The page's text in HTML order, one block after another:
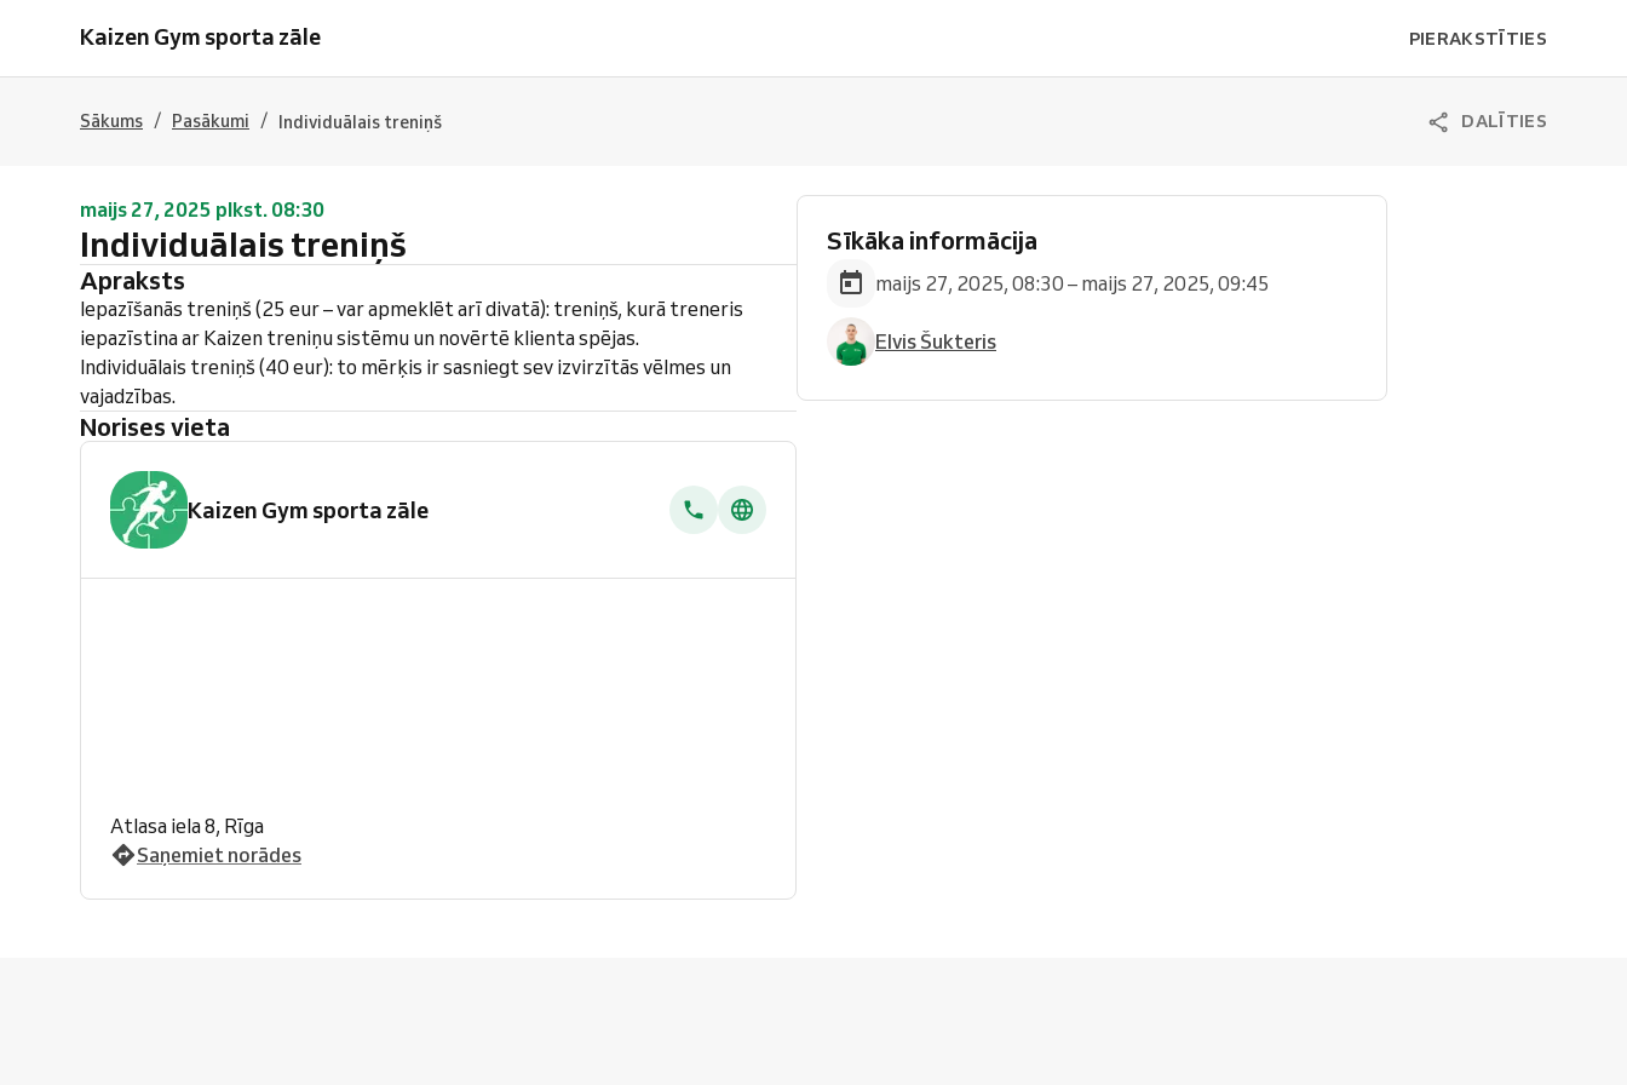
Kaizen Gym sporta zāle PIERAKSTĪTIES
Sākums / Pasākumi / Individuālais treniņš DALĪTIES
maijs 27, 2025 plkst. 08:30
Individuālais treniņš
Apraksts
Iepazīšanās treniņš (25 eur – var apmeklēt arī divatā): treniņš, kurā treneris
iepazīstina ar Kaizen treniņu sistēmu un novērtē klienta spējas.
Individuālais treniņš (40 eur): to mērķis ir sasniegt sev izvirzītās vēlmes un
vajadzības.
Norises vieta
Kaizen Gym sporta zāle
Atlasa iela 8, Rīga
Saņemiet norādes
Sīkāka informācija
maijs 27, 2025, 08:30 – maijs 27, 2025, 09:45
Elvis Šukteris